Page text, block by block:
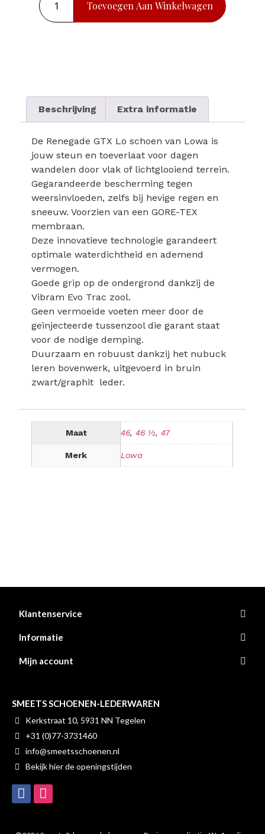
Toevoegen Aan Winkelwagen
Beschrijving Extra informatie
De Renegade GTX Lo schoen van Lowa is
jouw steun en toeverlaat voor dagen
wandelen door vlak of lichtglooiend terrein.
Gegarandeerde bescherming tegen
weersinvloeden, zelfs bij hevige regen en
sneeuw. Voorzien van een GORE-TEX
membraan.
Deze innovatieve technologie garandeert
optimale waterdichtheid en ademend
vermogen.
Goede grip op de ondergrond dankzij de
Vibram Evo Trac zool.
Geen vermoeide voeten meer door de
geïnjecteerde tussenzool die garant staat
voor de nodige demping.
Duurzaam en robuust dankzij het nubuck
leren bovenwerk, uitgevoerd in bruin
zwart/graphit leder.
Maat 46,46 ½,47
Merk Lowa
Klantenservice
Informatie
Mijn account
SMEETS SCHOENEN-LEDERWAREN
Kerkstraat 10, 5931 NN Tegelen
+31 (0)77-3731460
info@smeetsschoenen.nl
Bekijk hier de openingstijden